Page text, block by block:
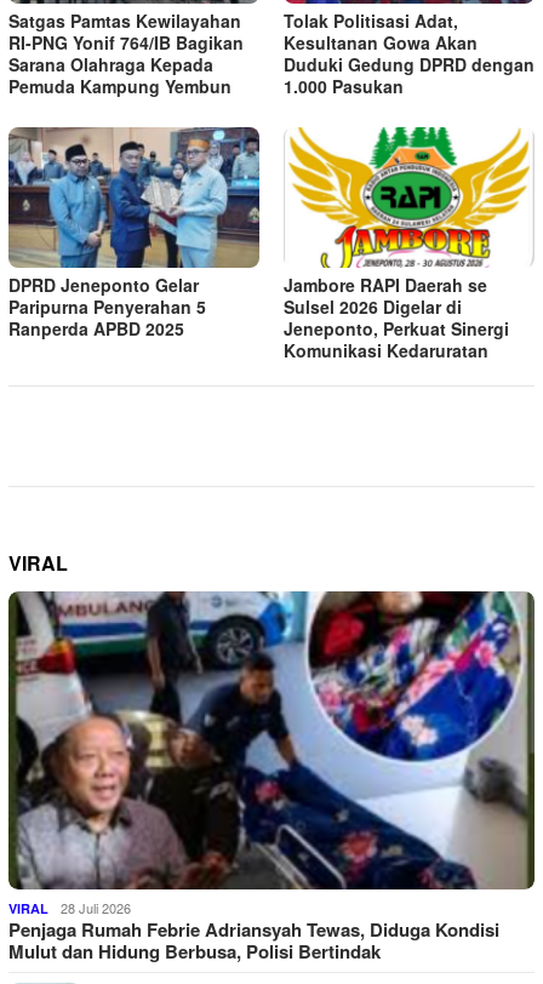
Satgas Pamtas Kewilayahan
RI-PNG Yonif 764/IB Bagikan
Sarana Olahraga Kepada
Pemuda Kampung Yembun
Tolak Politisasi Adat,
Kesultanan Gowa Akan
Duduki Gedung DPRD dengan
1.000 Pasukan
DPRD Jeneponto Gelar
Paripurna Penyerahan 5
Ranperda APBD 2025
Jambore RAPI Daerah se
Sulsel 2026 Digelar di
Jeneponto, Perkuat Sinergi
Komunikasi Kedaruratan
VIRAL
VIRAL 28 Juli 2026
Penjaga Rumah Febrie Adriansyah Tewas, Diduga Kondisi
Mulut dan Hidung Berbusa, Polisi Bertindak